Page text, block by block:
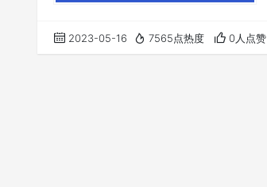
2023-05-16 7565点热度 0人点赞